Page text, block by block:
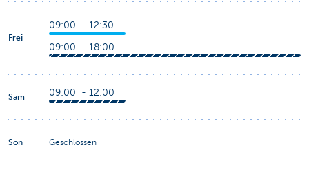
Frei
09:00 - 12:30
09:00 - 18:00
Sam 09:00 - 12:00
Son Geschlossen